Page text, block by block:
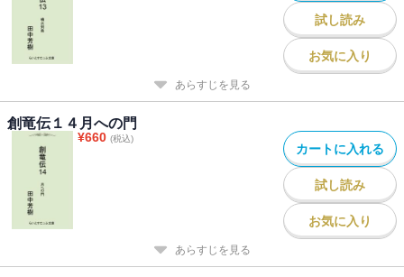
試し読み
お気に入り
あらすじを見る
創竜伝１４月への門
¥660 (税込)
カートに入れる
試し読み
お気に入り
あらすじを見る